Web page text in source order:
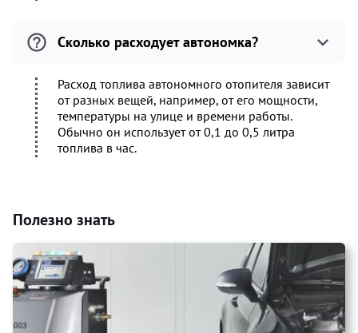
Сколько расходует автономка?
Расход топлива автономного отопителя зависит
от разных вещей, например, от его мощности,
температуры на улице и времени работы.
Обычно он использует от 0,1 до 0,5 литра
топлива в час.
Полезно знать